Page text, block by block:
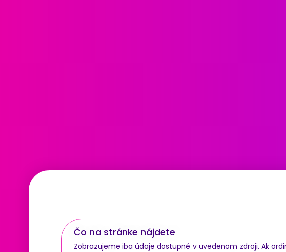
Čo na stránke nájdete
Zobrazujeme iba údaje dostupné v uvedenom zdroji. Ak